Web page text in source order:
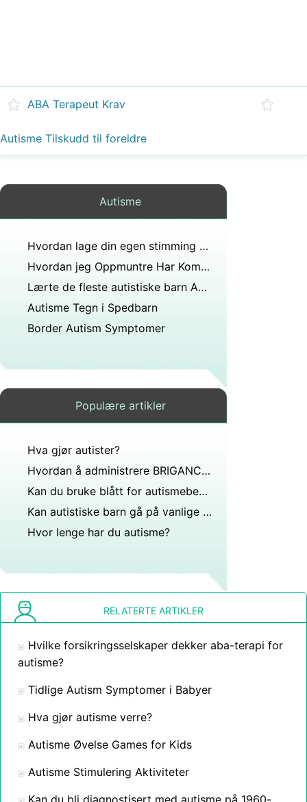
ABA Terapeut Krav
Autisme Tilskudd til foreldre
Autisme
Hvordan lage din egen stimming Hals
Hvordan jeg Oppmuntre Har Kommunikasjon &Verbal Behavior med autisme
Lærte de fleste autistiske barn ASL?
Autisme Tegn i Spedbarn
Border Autism Symptomer
Populære artikler
Hva gjør autister?
Hvordan å administrere BRIGANCE Screens
Kan du bruke blått for autismebevissthet?
Kan autistiske barn gå på vanlige skoler?
Hvor lenge har du autisme?
RELATERTE ARTIKLER
Hvilke forsikringsselskaper dekker aba-terapi for
autisme?
Tidlige Autism Symptomer i Babyer
Hva gjør autisme verre?
Autisme Øvelse Games for Kids
Autisme Stimulering Aktiviteter
Kan du bli diagnostisert med autisme på 1960-